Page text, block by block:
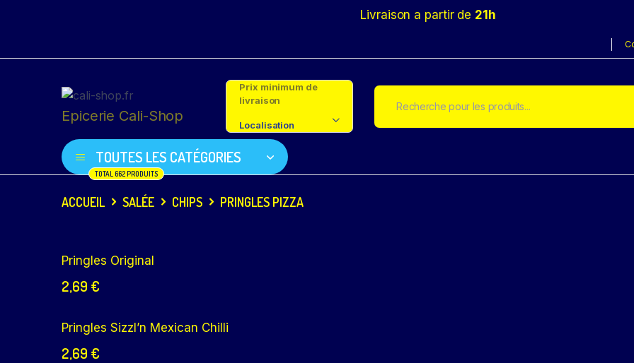
Livraison a partir de 21h
Epicerie Cali-Shop
Prix minimum de
livraison
Localisation
TOUTES LES CATÉGORIES
TOTAL 662 PRODUITS
ACCUEIL SALÉE CHIPS PRINGLES PIZZA
Pringles Original
2,69 €
Pringles Sizzl’n Mexican Chilli
2,69 €